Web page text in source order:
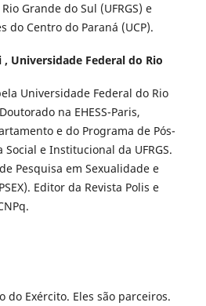
Grande do Sul (UFRGS) e
do Centro do Paraná (UCP).
, Universidade Federal do Rio
Universidade Federal do Rio
na EHESS-Paris,
e do Programa de Pós-
e Institucional da UFRGS.
Pesquisa em Sexualidade e
Editor da Revista Polis e
do Exército. Eles são parceiros.